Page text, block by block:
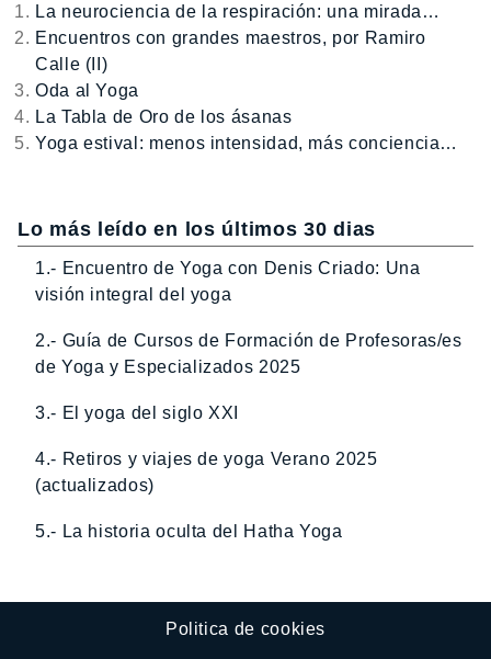
La neurociencia de la respiración: una mirada…
Encuentros con grandes maestros, por Ramiro
Calle (II)
Oda al Yoga
La Tabla de Oro de los ásanas
Yoga estival: menos intensidad, más conciencia…
Lo más leído en los últimos 30 dias
1.- Encuentro de Yoga con Denis Criado: Una
visión integral del yoga
2.- Guía de Cursos de Formación de Profesoras/es
de Yoga y Especializados 2025
3.- El yoga del siglo XXI
4.- Retiros y viajes de yoga Verano 2025
(actualizados)
5.- La historia oculta del Hatha Yoga
Politica de cookies